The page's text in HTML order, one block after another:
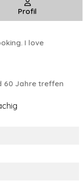
Profil
I love
60 Jahre treffen